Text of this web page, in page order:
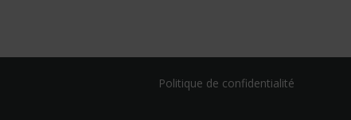
Politique de confidentialité